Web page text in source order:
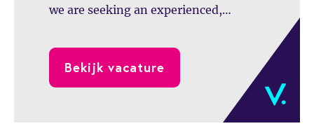
we are seeking an experienced,
Chief Financial Officer (CFO).
Bekijk vacature